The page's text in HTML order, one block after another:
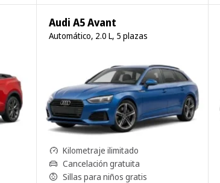
Audi A5 Avant
Automático, 2.0 L, 5 plazas
Kilometraje ilimitado
Cancelación gratuita
Sillas para niños gratis